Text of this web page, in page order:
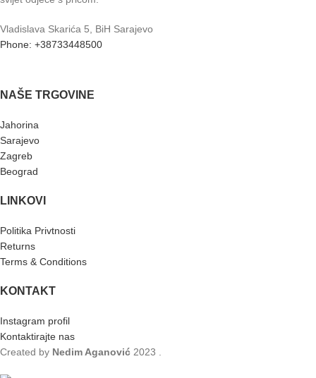
Vladislava Skarića 5, BiH Sarajevo
Phone: +38733448500
NAŠE TRGOVINE
Jahorina
Sarajevo
Zagreb
Beograd
LINKOVI
Politika Privtnosti
Returns
Terms & Conditions
KONTAKT
Instagram profil
Kontaktirajte nas
Created by Nedim Aganović 2023